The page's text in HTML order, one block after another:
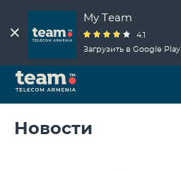
My Team
4.1
Загрузить в Google Play
Новости